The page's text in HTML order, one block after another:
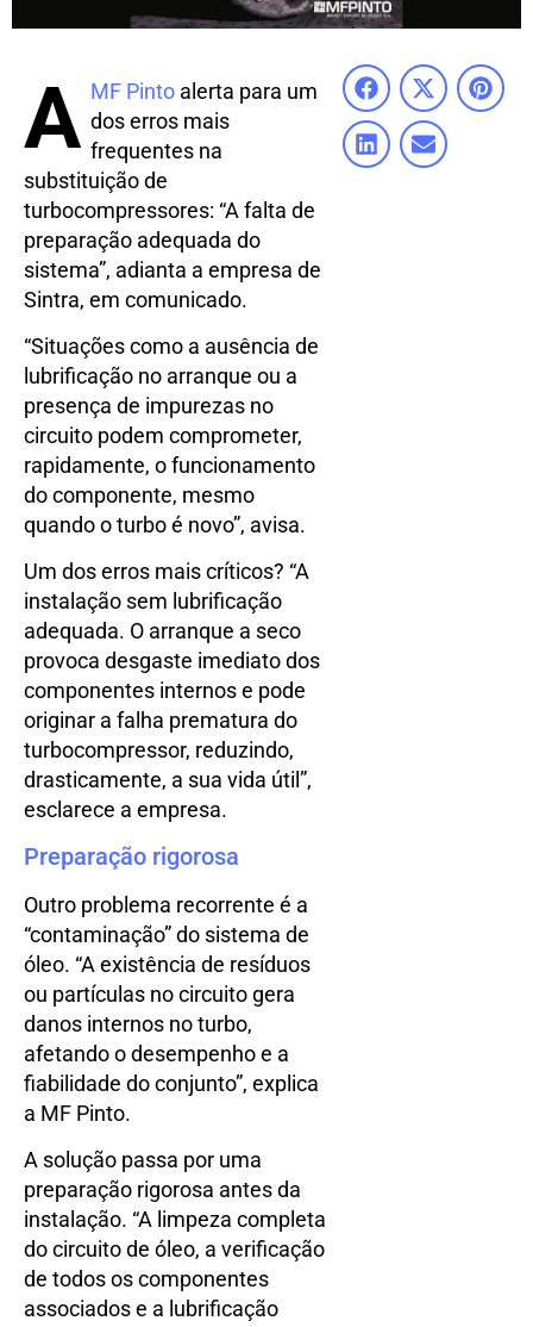
A MF Pinto alerta para um
dos erros mais
frequentes na
substituição de
turbocompressores: “A falta de
preparação adequada do
sistema”, adianta a empresa de
Sintra, em comunicado.
“Situações como a ausência de
lubrificação no arranque ou a
presença de impurezas no
circuito podem comprometer,
rapidamente, o funcionamento
do componente, mesmo
quando o turbo é novo”, avisa.
Um dos erros mais críticos? “A
instalação sem lubrificação
adequada. O arranque a seco
provoca desgaste imediato dos
componentes internos e pode
originar a falha prematura do
turbocompressor, reduzindo,
drasticamente, a sua vida útil”,
esclarece a empresa.
Preparação rigorosa
Outro problema recorrente é a
“contaminação” do sistema de
óleo. “A existência de resíduos
ou partículas no circuito gera
danos internos no turbo,
afetando o desempenho e a
fiabilidade do conjunto”, explica
a MF Pinto.
A solução passa por uma
preparação rigorosa antes da
instalação. “A limpeza completa
do circuito de óleo, a verificação
de todos os componentes
associados e a lubrificação